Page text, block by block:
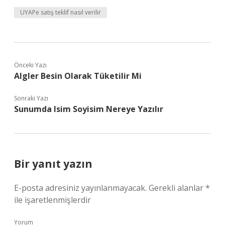
UYAPe satış teklif nasıl verilir
Önceki Yazı
Algler Besin Olarak Tüketilir Mi
Sonraki Yazı
Sunumda Isim Soyisim Nereye Yazılır
Bir yanıt yazın
E-posta adresiniz yayınlanmayacak. Gerekli alanlar*
ile işaretlenmişlerdir
Yorum